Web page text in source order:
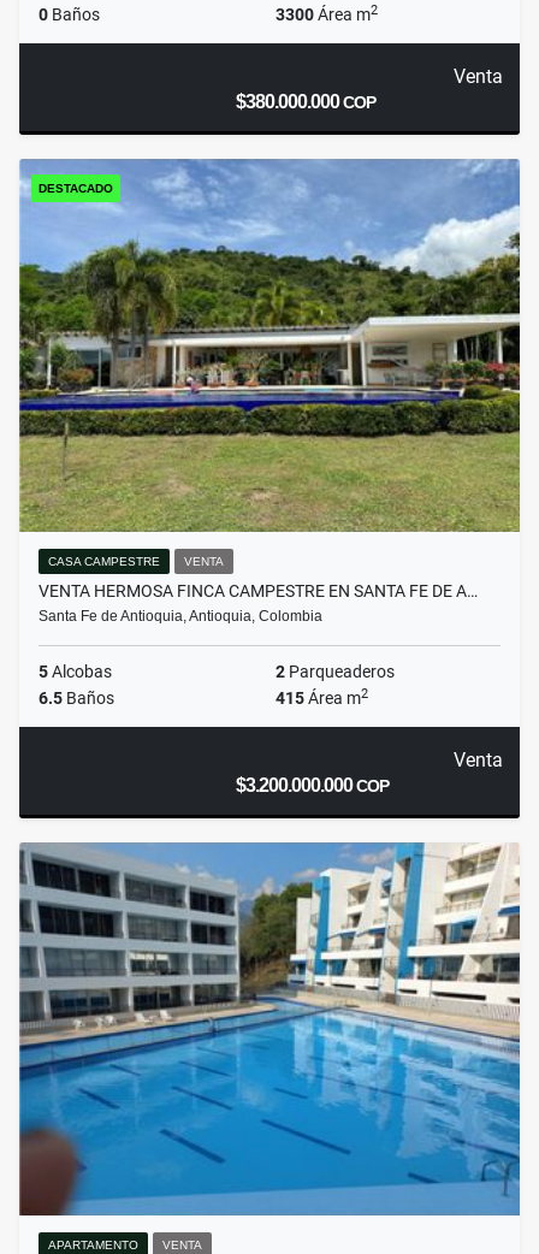
0 Baños 3300Área m2
Venta
$380.000.000COP
DESTACADO
CASA CAMPESTRE VENTA
VENTA HERMOSA FINCA CAMPESTRE EN SANTA FE DE A…
Santa Fe de Antioquia, Antioquia, Colombia
5Alcobas 2 Parqueaderos
6.5 Baños 415Área m2
Venta
$3.200.000.000COP
APARTAMENTO VENTA